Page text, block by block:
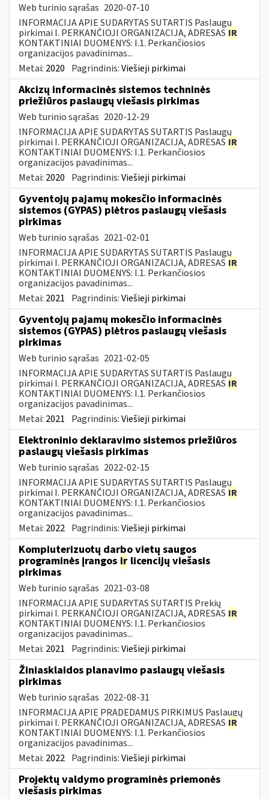
Web turinio sąrašas 2020-07-10
INFORMACIJA APIE SUDARYTAS SUTARTIS Paslaugų
pirkimai I. PERKANČIOJI ORGANIZACIJA, ADRESAS IR
KONTAKTINIAI DUOMENYS: I.1. Perkančiosios
organizacijos pavadinimas...
Metai: 2020 Pagrindinis:Viešieji pirkimai
Akcizų informacinės sistemos techninės
priežiūros paslaugų viešasis pirkimas
Web turinio sąrašas 2020-12-29
INFORMACIJA APIE SUDARYTAS SUTARTIS Paslaugų
pirkimai I. PERKANČIOJI ORGANIZACIJA, ADRESAS IR
KONTAKTINIAI DUOMENYS: I.1. Perkančiosios
organizacijos pavadinimas...
Metai: 2020 Pagrindinis:Viešieji pirkimai
Gyventojų pajamų mokesčio informacinės
sistemos (GYPAS) plėtros paslaugų viešasis
pirkimas
Web turinio sąrašas 2021-02-01
INFORMACIJA APIE SUDARYTAS SUTARTIS Paslaugų
pirkimai I. PERKANČIOJI ORGANIZACIJA, ADRESAS IR
KONTAKTINIAI DUOMENYS: I.1. Perkančiosios
organizacijos pavadinimas...
Metai: 2021 Pagrindinis:Viešieji pirkimai
Gyventojų pajamų mokesčio informacinės
sistemos (GYPAS) plėtros paslaugų viešasis
pirkimas
Web turinio sąrašas 2021-02-05
INFORMACIJA APIE SUDARYTAS SUTARTIS Paslaugų
pirkimai I. PERKANČIOJI ORGANIZACIJA, ADRESAS IR
KONTAKTINIAI DUOMENYS: I.1. Perkančiosios
organizacijos pavadinimas...
Metai: 2021 Pagrindinis:Viešieji pirkimai
Elektroninio deklaravimo sistemos priežiūros
paslaugų viešasis pirkimas
Web turinio sąrašas 2022-02-15
INFORMACIJA APIE SUDARYTAS SUTARTIS Paslaugų
pirkimai I. PERKANČIOJI ORGANIZACIJA, ADRESAS IR
KONTAKTINIAI DUOMENYS: I.1. Perkančiosios
organizacijos pavadinimas...
Metai: 2022 Pagrindinis:Viešieji pirkimai
Kompiuterizuotų darbo vietų saugos
programinės įrangos ir licencijų viešasis
pirkimas
Web turinio sąrašas 2021-03-08
INFORMACIJA APIE SUDARYTAS SUTARTIS Prekių
pirkimai I. PERKANČIOJI ORGANIZACIJA, ADRESAS IR
KONTAKTINIAI DUOMENYS: I.1. Perkančiosios
organizacijos pavadinimas...
Metai: 2021 Pagrindinis:Viešieji pirkimai
Žiniasklaidos planavimo paslaugų viešasis
pirkimas
Web turinio sąrašas 2022-08-31
INFORMACIJA APIE PRADEDAMUS PIRKIMUS Paslaugų
pirkimai I. PERKANČIOJI ORGANIZACIJA, ADRESAS IR
KONTAKTINIAI DUOMENYS: I.1. Perkančiosios
organizacijos pavadinimas...
Metai: 2022 Pagrindinis:Viešieji pirkimai
Projektų valdymo programinės priemonės
viešasis pirkimas